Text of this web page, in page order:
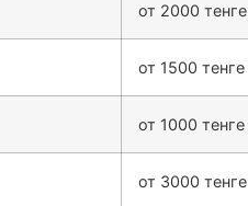
от 2000 тенге
от 1500 тенге
от 1000 тенге
от 3000 тенге